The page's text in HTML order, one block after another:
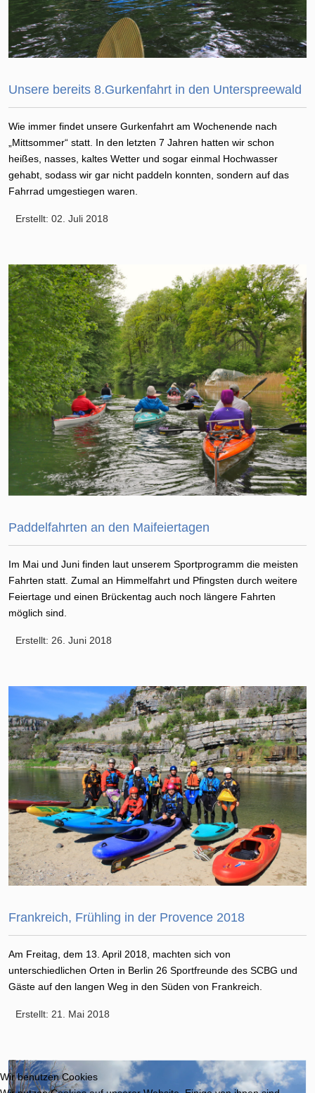
Unsere bereits 8.Gurkenfahrt in den Unterspreewald
Wie immer findet unsere Gurkenfahrt am Wochenende nach
„Mittsommer“ statt. In den letzten 7 Jahren hatten wir schon
heißes, nasses, kaltes Wetter und sogar einmal Hochwasser
gehabt, sodass wir gar nicht paddeln konnten, sondern auf das
Fahrrad umgestiegen waren.
Erstellt: 02. Juli 2018
Paddelfahrten an den Maifeiertagen
Im Mai und Juni finden laut unserem Sportprogramm die meisten
Fahrten statt. Zumal an Himmelfahrt und Pfingsten durch weitere
Feiertage und einen Brückentag auch noch längere Fahrten
möglich sind.
Erstellt: 26. Juni 2018
Frankreich, Frühling in der Provence 2018
Am Freitag, dem 13. April 2018, machten sich von
unterschiedlichen Orten in Berlin 26 Sportfreunde des SCBG und
Gäste auf den langen Weg in den Süden von Frankreich.
Erstellt: 21. Mai 2018
Wir benutzen Cookies